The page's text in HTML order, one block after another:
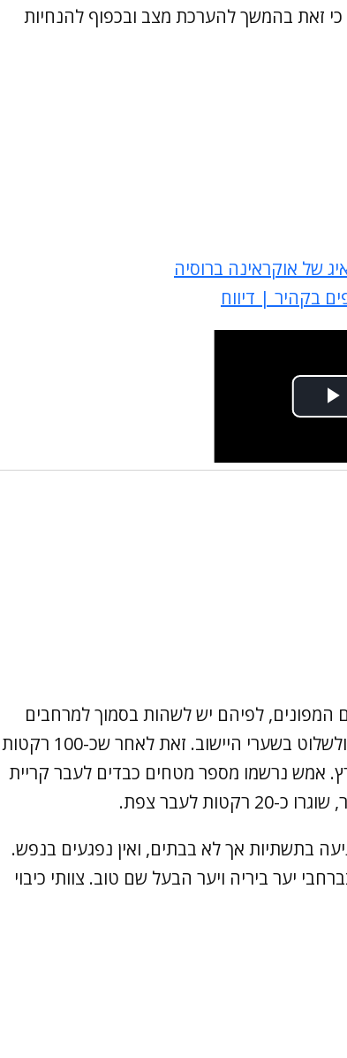
כי זאת בהמשך להערכת מצב ובכפוף להנחיות
של אוקראינה ברוסיה
בקהיר | דיווח
המפונים, לפיהם יש לשהות בסמוך למרחבים
המוגנים, לצמצם תנועה, להימנע מהתקהלויות ולשלוט בשערי היישוב. זאת לאחר שכ-100 רקטות
אמש נרשמו מספר מטחים כבדים לעבר קריית
לעבר צפת.
בתשתיות אך לא בבתים, ואין נפגעים בנפש.
יער ביריה ויער הבעל שם טוב. צוותי כיבוי